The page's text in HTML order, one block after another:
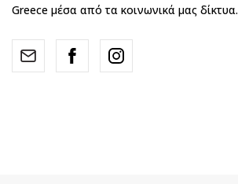
Greece μέσα από τα κοινωνικά μας δίκτυα.